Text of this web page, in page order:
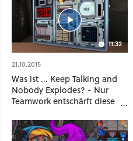
11:32
21.10.2015
Was ist ... Keep Talking and
Nobody Explodes? - Nur
Teamwork entschärft diese